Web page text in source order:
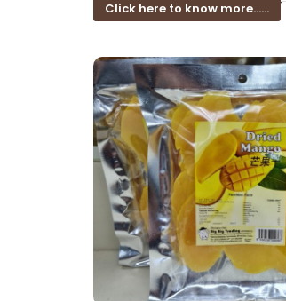
Click here to know more......